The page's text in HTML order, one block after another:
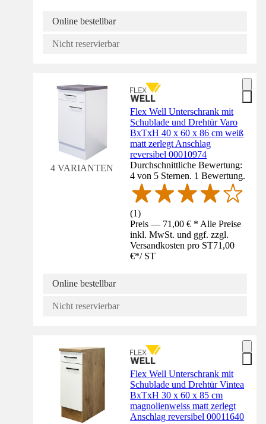
Online bestellbar
Nicht reservierbar
4 VARIANTEN
Flex Well Unterschrank mit
Schublade und Drehtür Varo
BxTxH 40 x 60 x 86 cm weiß
matt zerlegt Anschlag
reversibel 00010974
Durchschnittliche Bewertung:
4 von 5 Sternen. 1 Bewertung.
(1)
Preis — 71,00 € * Alle Preise
inkl. MwSt. und ggf. zzgl.
Versandkosten pro ST71,00
€*/ ST
Online bestellbar
Nicht reservierbar
Flex Well Unterschrank mit
Schublade und Drehtür Vintea
BxTxH 30 x 60 x 85 cm
magnolienweiss matt zerlegt
Anschlag reversibel 00011640